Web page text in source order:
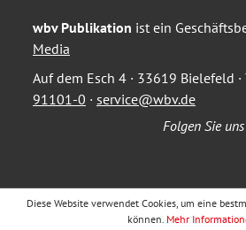
wbv Publikation ist ein
Media
Auf dem Esch 4 · 33619 Bielefeld ·
91101-0 · service@wbv.de
Folgen Sie
Diese Website verwendet Cookies, um eine
können. Mehr